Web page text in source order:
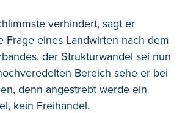
verhindert, sagt er
Frage eines Landwirten nach dem
der Strukturwandel sei nun
Bereich sehe er bei
denn angestrebt werde ein
kein Freihandel.